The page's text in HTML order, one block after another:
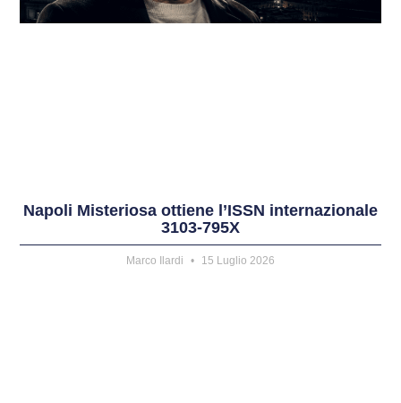
Napoli Misteriosa ottiene l’ISSN internazionale
3103-795X
Marco Ilardi 15 Luglio 2026